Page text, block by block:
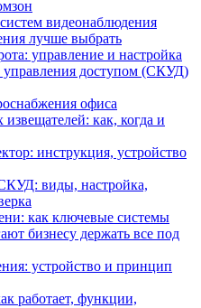
видеонаблюдения
лучше выбрать
управление и настройка
управления доступом (СКУД)
офиса
как, когда и
инструкция, устройство
виды, настройка,
как ключевые системы
бизнесу держать все под
устройство и принцип
работает, функции,